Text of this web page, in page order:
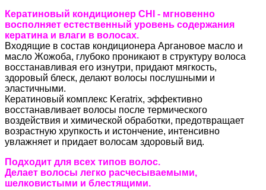
Кератиновый кондиционер CHI - мгновенно
восполняет естественный уровень содержания
кератина и влаги в волосах.
Входящие в состав кондиционера Аргановое масло и
масло Жожоба, глубоко проникают в структуру волоса
восстанавливая его изнутри, придают мягкость,
здоровый блеск, делают волосы послушными и
эластичными.
Кератиновый комплекс Keratrix, эффективно
восстанавливает волосы после термического
воздействия и химической обработки, предотвращает
возрастную хрупкость и истончение, интенсивно
увлажняет и придает волосам здоровый вид.
Подходит для всех типов волос.
Делает волосы легко расчесываемыми,
шелковистыми и блестящими.